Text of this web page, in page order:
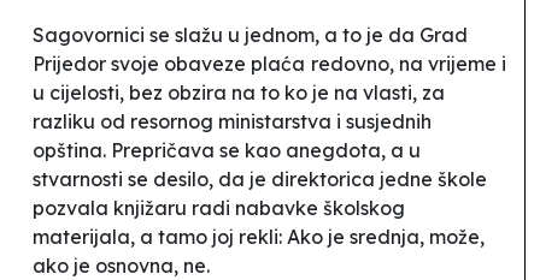
Sagovornici se slažu u jednom, a to je da Grad
Prijedor svoje obaveze plaća redovno, na vrijeme i
u cijelosti, bez obzira na to ko je na vlasti, za
razliku od resornog ministarstva i susjednih
opština. Prepričava se kao anegdota, a u
stvarnosti se desilo, da je direktorica jedne škole
pozvala knjižaru radi nabavke školskog
materijala, a tamo joj rekli: Ako je srednja, može,
ako je osnovna, ne.